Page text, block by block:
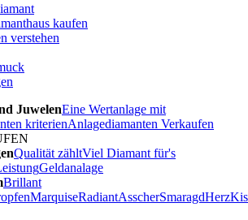
kaufen
verstehen
JuwelenEine Wertanlage mit
kriterienAnlagediamanten Verkaufen
Qualität zähltViel Diamant für's
Geldanalage
Brillant
MarquiseRadiantAsscherSmaragdHerz